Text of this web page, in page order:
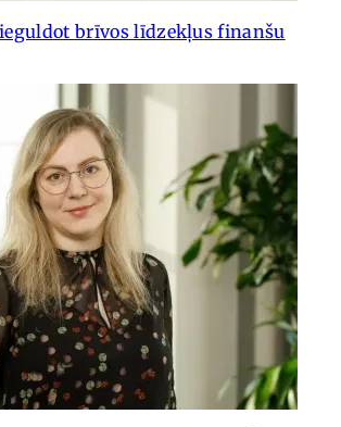
brīvos līdzekļus finanšu